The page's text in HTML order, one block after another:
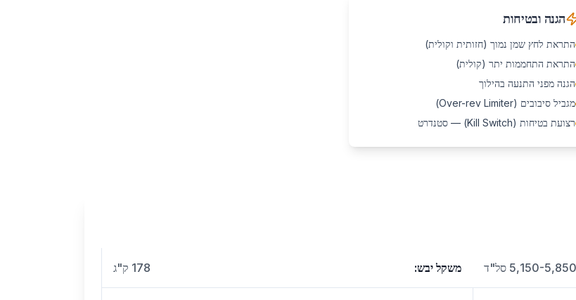
הגנה ובטיחות
התראת לחץ שמן נמוך (חזותית וקולית)
התראת התחממות יתר (קולית)
הגנה מפני התנעה בהילוך
מגביל סיבובים (Over-rev Limiter)
רצועת בטיחות (Kill Switch) — סטנדרט
משקל יבש: 178 ק"ג